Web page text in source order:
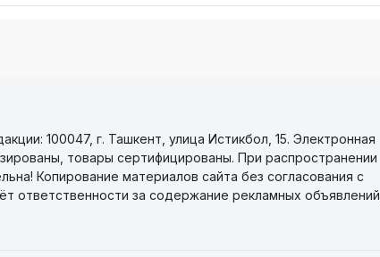
100047, г. Ташкент, улица Истикбол, 15. Электронная
товары сертифицированы. При распространении
Копирование материалов сайта без согласования с
ответственности за содержание рекламных объявлений,